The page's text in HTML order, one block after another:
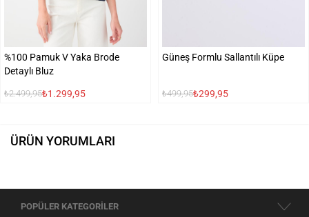
%100 Pamuk V Yaka Brode
Detaylı Bluz
₺2.499,95₺1.299,95
Güneş Formlu Sallantılı Küpe
₺499,95₺299,95
ÜRÜN YORUMLARI
POPÜLER KATEGORİLER